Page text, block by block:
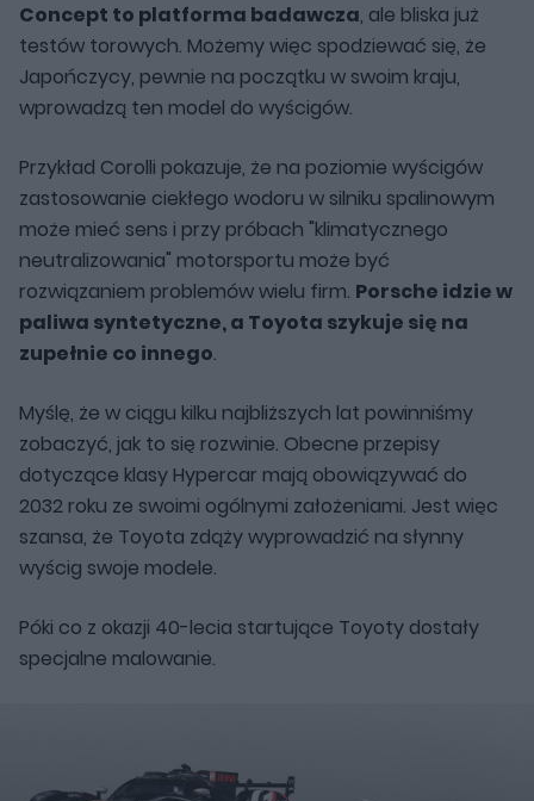
Concept to platforma badawcza, ale bliska już
testów torowych. Możemy więc spodziewać się, że
Japończycy, pewnie na początku w swoim kraju,
wprowadzą ten model do wyścigów.
Przykład Corolli pokazuje, że na poziomie wyścigów
zastosowanie ciekłego wodoru w silniku spalinowym
może mieć sens i przy próbach "klimatycznego
neutralizowania" motorsportu może być
rozwiązaniem problemów wielu firm. Porsche idzie w
paliwa syntetyczne, a Toyota szykuje się na
zupełnie co innego.
Myślę, że w ciągu kilku najbliższych lat powinniśmy
zobaczyć, jak to się rozwinie. Obecne przepisy
dotyczące klasy Hypercar mają obowiązywać do
2032 roku ze swoimi ogólnymi założeniami. Jest więc
szansa, że Toyota zdąży wyprowadzić na słynny
wyścig swoje modele.
Póki co z okazji 40-lecia startujące Toyoty dostały
specjalne malowanie.